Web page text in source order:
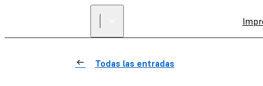
Todas las entradas